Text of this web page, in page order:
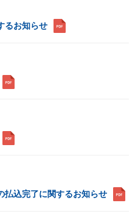
るお知らせ
払込完了に関するお知らせ